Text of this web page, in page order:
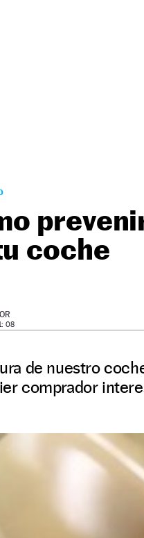
coche
08
de nuestro
comprador